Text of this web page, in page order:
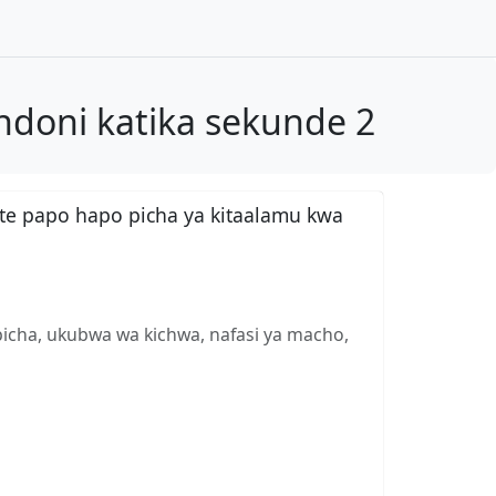
katika sekunde 2
papo hapo picha ya kitaalamu kwa
ukubwa wa kichwa, nafasi ya macho,